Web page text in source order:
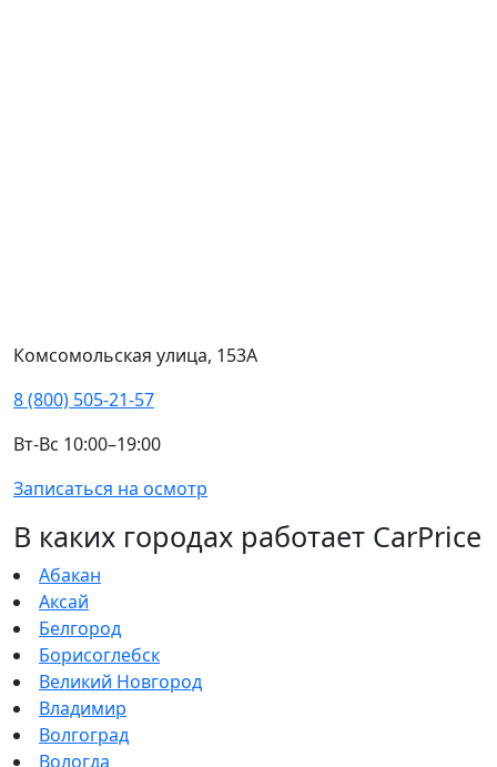
Комсомольская улица, 153А
8 (800) 505-21-57
Вт-Вс 10:00–19:00
Записаться на осмотр
В каких городах работает CarPrice
Абакан
Аксай
Белгород
Борисоглебск
Великий Новгород
Владимир
Волгоград
Вологда